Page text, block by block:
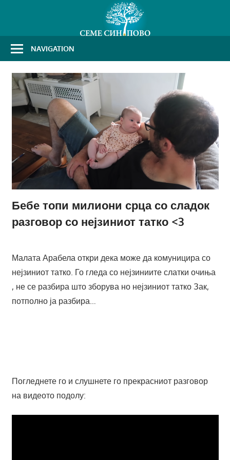
NAVIGATION
Бебе топи милиони срца со сладок
разговор со нејзиниот татко <3
Малата Арабела откри дека може да комуницира со
нејзиниот татко. Го гледа со нејзиниите слатки очиња
, не се разбира што зборува но нејзиниот татко Зак,
потполно ја разбира…
Погледнете го и слушнете го прекрасниот разговор
на видеото подолу: